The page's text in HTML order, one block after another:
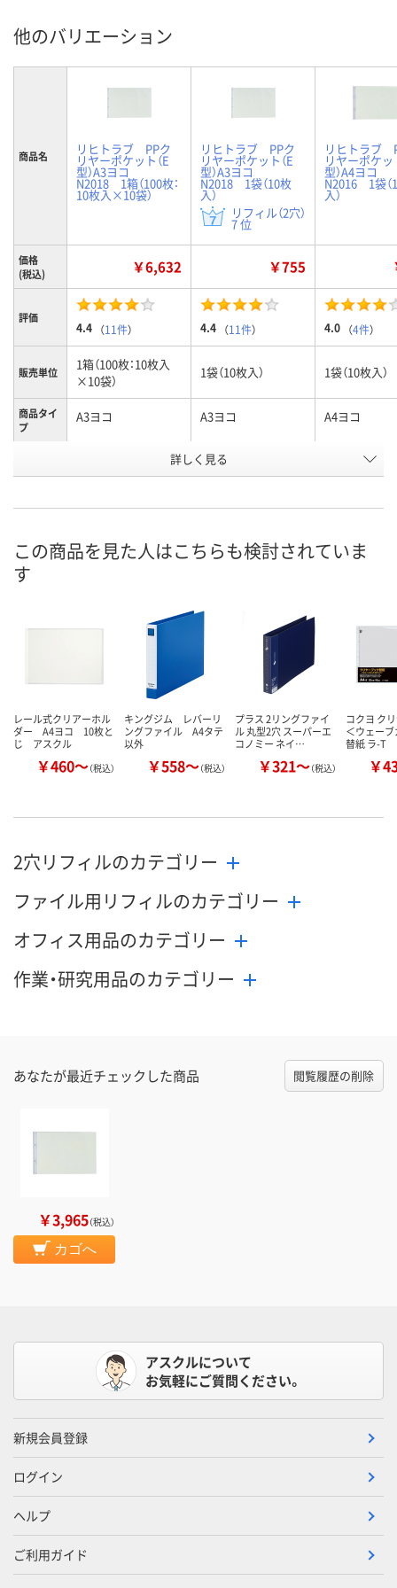
他のバリエーション
商品名 リヒトラブ PPク
リヤーポケット（E
型）A3ヨコ
N2018 1箱（100枚：
10枚入×10袋）
リヒトラブ PPク
リヤーポケット（E
型）A3ヨコ
N2018 1袋（10枚
入）
リフィル（2穴）
7 位
リヒトラブ
リヤーポケッ
型）A4ヨコ
N2016 1袋（
入）
価格
(税込)
￥6,632 ￥755
評価
4.4 （11件） 4.4 （11件） 4.0 （4件）
販売単位
1箱（100枚：10枚入
×10袋）
1袋（10枚入） 1袋（10枚入）
商品タイ
プ
A3ヨコ A3ヨコ A4ヨコ
559159
お届け日 8月7日（金） 8月7日（金） 8月7日（金）
数量
カゴへ
詳しく見る
この商品を見た人はこちらも検討されていま
す
レール式クリアーホル
ダー A4ヨコ 10枚と
じ アスクル
￥460～（税込）
キングジム レバーリ
ングファイル A4タテ
以外
￥558～（税込）
プラス 2リングファイ
ル 丸型2穴 スーパーエ
コノミー ネイ…
￥321～（税込）
コクヨ ク
＜ウェー
替紙 ラ-T
￥
2穴リフィルのカテゴリー
ファイル用リフィルのカテゴリー
オフィス用品のカテゴリー
作業・研究用品のカテゴリー
あなたが最近チェックした商品 閲覧履歴の削除
￥3,965（税込）
カゴへ
アスクルについて
お気軽にご質問ください。
新規会員登録
ログイン
ヘルプ
ご利用ガイド